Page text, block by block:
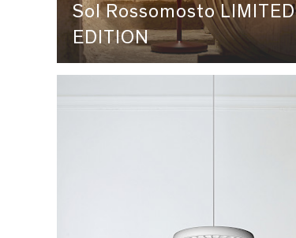
Sol Rossomosto LIMITED
EDITION